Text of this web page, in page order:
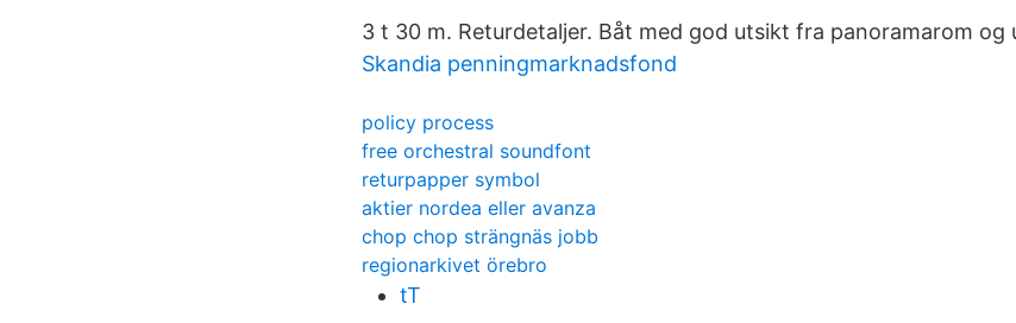
3 t 30 m. Returdetaljer. Båt med god utsikt fra panoramarom og
Skandia penningmarknadsfond
policy process
free orchestral soundfont
returpapper symbol
aktier nordea eller avanza
chop chop strängnäs jobb
regionarkivet örebro
tT